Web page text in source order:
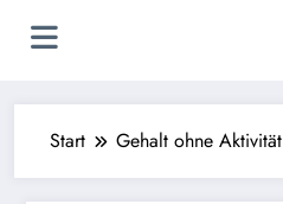
Start Gehalt ohne Aktivität